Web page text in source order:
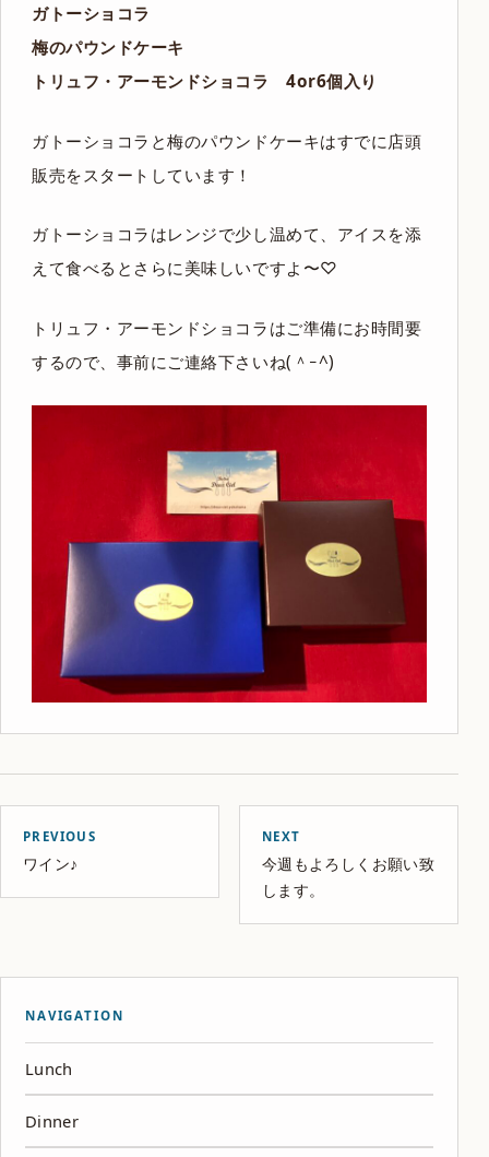
ガトーショコラ
梅のパウンドケーキ
トリュフ・アーモンドショコラ 4or6個入り
ガトーショコラと梅のパウンドケーキはすでに店頭
販売をスタートしています！
ガトーショコラはレンジで少し温めて、アイスを添
えて食べるとさらに美味しいですよ〜♡
トリュフ・アーモンドショコラはご準備にお時間要
するので、事前にご連絡下さいね(＾ｰ^)
PREVIOUS
ワイン♪
NEXT
今週もよろしくお願い致
します。
NAVIGATION
Lunch
Dinner